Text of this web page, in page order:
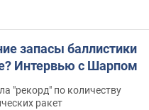
запасы баллистики
Интервью с Шарпом
"рекорд" по количеству
ракет